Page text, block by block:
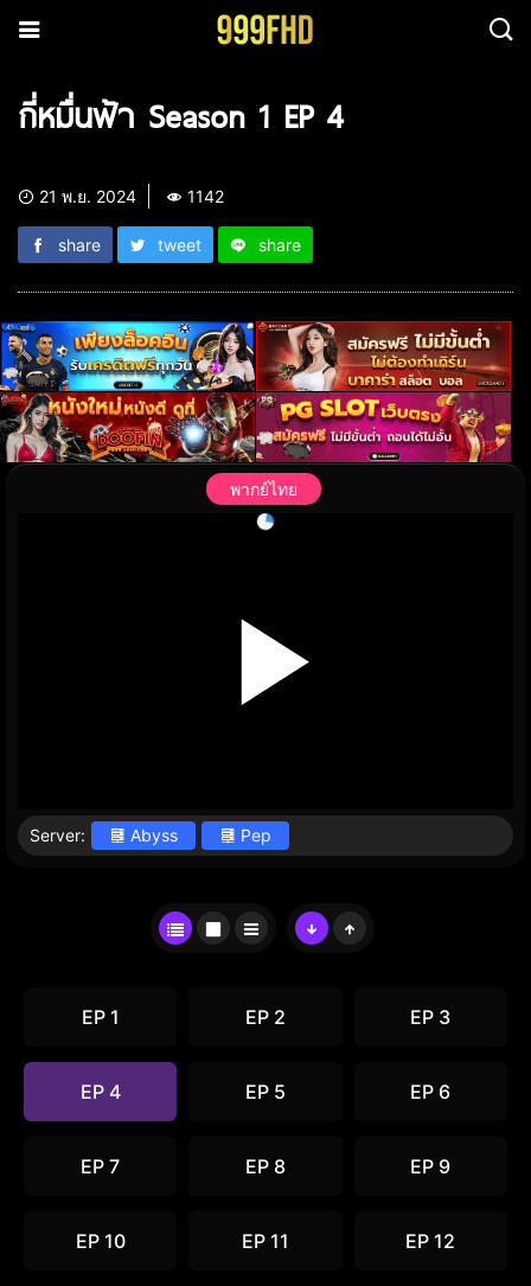
กี่หมื่นฟ้า Season 1 EP 4
21 พ.ย. 2024 1142
share tweet share
พากย์ไทย
Server: Abyss Pep
EP 1 EP 2 EP 3
EP 4 EP 5 EP 6
EP 7 EP 8 EP 9
EP 10 EP 11 EP 12